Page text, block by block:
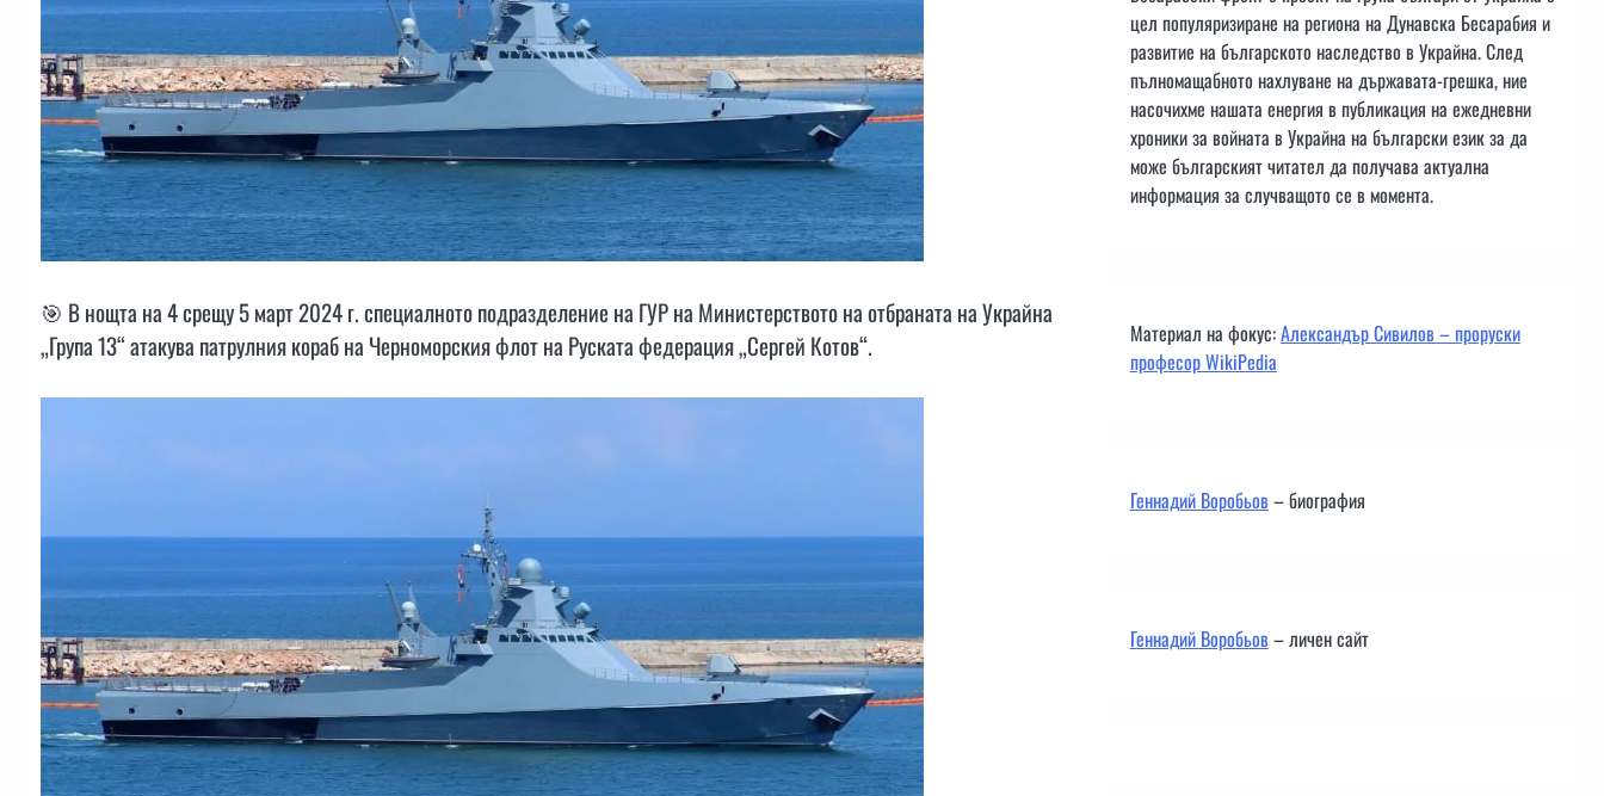
🎯 В нощта на 4 срещу 5 март 2024 г. специалното подразделение на ГУР на Министерството на отбраната на Украйна
„Група 13“ атакува патрулния кораб на Черноморския флот на Руската федерация „Сергей Котов“.
цел популяризиране на региона на Дунавска Бесарабия и
развитие на българското наследство в Украйна. След
пълномащабното нахлуване на държавата-грешка, ние
насочихме нашата енергия в публикация на ежедневни
хроники за войната в Украйна на български език за да
може българският читател да получава актуална
информация за случващото се в момента.
Материал на фокус:Александър Сивилов – проруски
професор WikiPedia
Геннадий Воробьов– биография
Геннадий Воробьов– личен сайт